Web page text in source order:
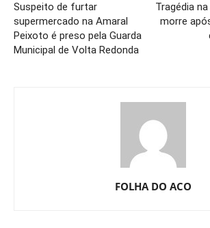
Suspeito de furtar
supermercado na Amaral
Peixoto é preso pela Guarda
Municipal de Volta Redonda
Tragédia
morre
FOLHA DO ACO